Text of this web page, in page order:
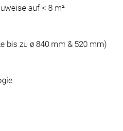
auf < 8 m²
bis zu ø 840 mm & 520 mm)